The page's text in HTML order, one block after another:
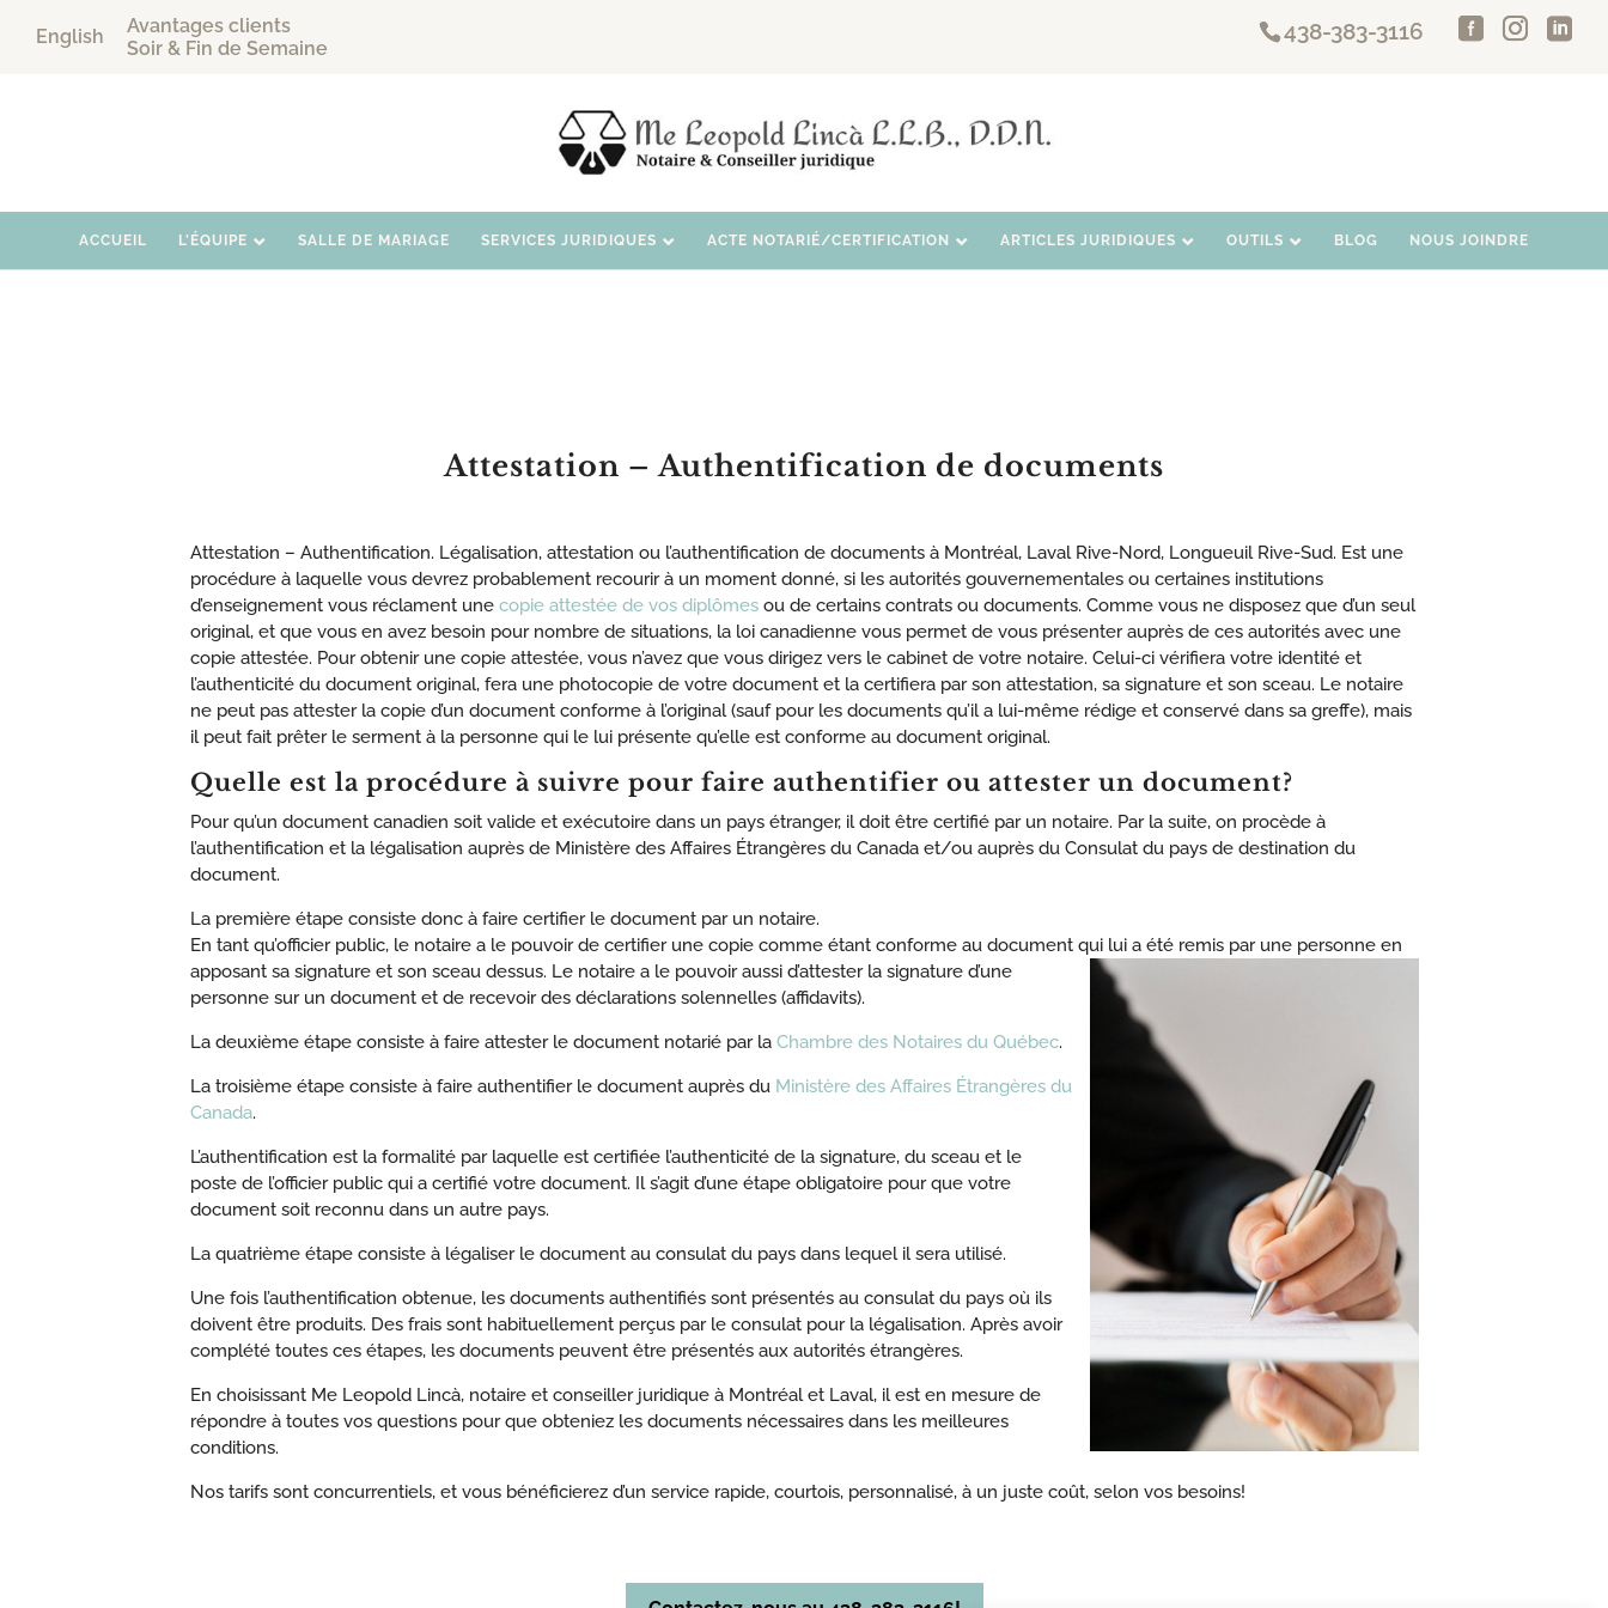
438-383-3116
English
Avantages clients
Soir & Fin de Semaine
ACCUEIL L’ÉQUIPE SALLE DE MARIAGE SERVICES JURIDIQUES ACTE NOTARIÉ/CERTIFICATION ARTICLES JURIDIQUES OUTILS BLOG NOUS JOINDRE
Attestation – Authentification de documents
Attestation – Authentification. ​Légalisation, attestation ou l’authentification de documents à Montréal, Laval Rive-Nord, Longueuil Rive-Sud. Est une
procédure à laquelle vous devrez probablement recourir à un moment donné, si les autorités gouvernementales ou certaines institutions
d’enseignement vous réclament une copie attestée de vos diplômesou de certains contrats ou documents. Comme vous ne disposez que d’un seul
original, et que vous en avez besoin pour nombre de situations, la loi canadienne vous permet de vous présenter auprès de ces autorités avec une
copie attestée. Pour obtenir une copie attestée, vous n’avez que vous dirigez vers le cabinet de votre notaire. Celui-ci vérifiera votre identité et
l’authenticité du document original, fera une photocopie de votre document et la certifiera par son attestation, sa signature et son sceau. Le notaire
ne peut pas attester la copie d’un document conforme à l’original (sauf pour les documents qu’il a lui-même rédige et conservé dans sa greffe), mais
il peut fait prêter le serment à la personne qui le lui présente qu’elle est conforme au document original.
Quelle est la procédure à suivre pour faire authentifier ou attester un document?
Pour qu’un document canadien soit valide et exécutoire dans un pays étranger, il doit être certifié par un notaire. Par la suite, on procède à
l’authentification et la légalisation auprès de Ministère des Affaires Étrangères du Canada et/ou auprès du Consulat du pays de destination du
document.
La première étape consiste donc à faire certifier le document par un notaire.
En tant qu’officier public, le notaire a le pouvoir de certifier une copie comme étant conforme au document qui lui a été remis par une personne en
apposant sa signatureet son sceau dessus. Le notaire a le pouvoir aussi d’attester la signature d’une
personne sur un document et de recevoir des déclarations solennelles (affidavits).
La deuxième étape consiste à faire attester le document notarié par la Chambre des Notaires du Québec.
La troisième étape consiste à faire authentifier le document auprès du Ministère des Affaires Étrangères du
Canada.
L’authentification est la formalité par laquelle est certifiée l’authenticité de la signature, du sceau et le
poste de l’officier public qui a certifié votre document. Il s’agit d’une étape obligatoire pour que votre
document soit reconnu dans un autre pays.
La quatrième étape consiste à légaliser le document au consulat du pays dans lequel il sera utilisé.
Une fois l’authentification obtenue, les documents authentifiés sont présentés au consulat du pays où ils
doivent être produits. Des frais sont habituellement perçus par le consulat pour la légalisation. Après avoir
complété toutes ces étapes, les documents peuvent être présentés aux autorités étrangères.
En choisissant Me Leopold Lincà, notaire et conseiller juridique à Montréal et Laval, il est en mesure de
répondre à toutes vos questions pour que obteniez les documents nécessaires dans les meilleures
conditions.
Nos tarifs sont concurrentiels, et vous bénéficierez d’un service rapide, courtois, personnalisé, à un juste coût, selon vos besoins!